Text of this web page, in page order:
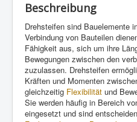
Beschreibung
Drehsteifen sind Bauelemente
Verbindung von Bauteilen
Fähigkeit aus, sich um ihre
Bewegungen zwischen den
zuzulassen. Drehsteifen
Kräften und Momenten
gleichzeitig Flexibilität und
Sie werden häufig in Bereich
eingesetzt und sind